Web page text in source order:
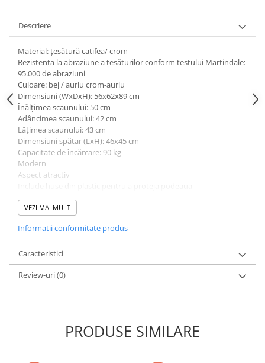
Descriere
Material: ţesătură catifea/ crom
Rezistenţa la abraziune a ţesăturilor conform testului Martindale:
95.000 de abraziuni
Culoare: bej / auriu crom-auriu
Dimensiuni (WxDxH): 56x62x89 cm
Înălţimea scaunului: 50 cm
Adâncimea scaunului: 42 cm
Lăţimea scaunului: 43 cm
Dimensiuni spătar (LxH): 46x45 cm
Capacitate de încărcare: 90 kg
Modern
Aspect atractiv
Furnizat nemontat
VEZI MAI MULT
Informatii conformitate produs
Caracteristici
Review-uri(0)
PRODUSE SIMILARE